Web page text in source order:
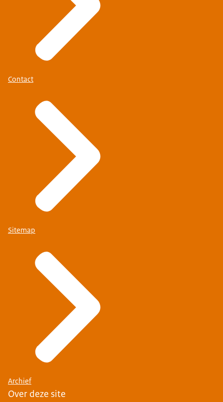
Contact
Sitemap
Archief
Over deze site